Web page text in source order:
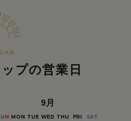
プの営業日
9月
MON TUE WED THU FRI SAT